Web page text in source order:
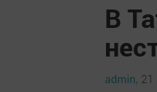
В
admin, 21